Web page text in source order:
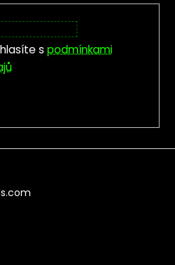
s podmínkami